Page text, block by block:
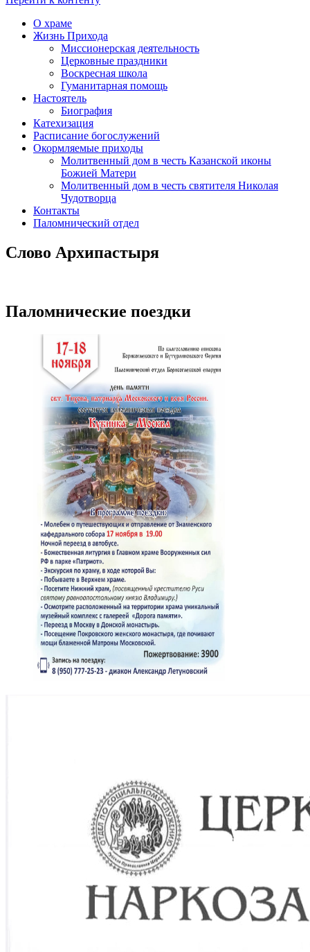
О храме
Жизнь Прихода
Миссионерская деятельность
Церковные праздники
Воскресная школа
Гуманитарная помощь
Настоятель
Биография
Катехизация
Расписание богослужений
Окормляемые приходы
Молитвенный дом в честь Казанской иконы
Божией Матери
Молитвенный дом в честь святителя Николая
Чудотворца
Контакты
Паломнический отдел
Слово Архипастыря
Паломнические поездки